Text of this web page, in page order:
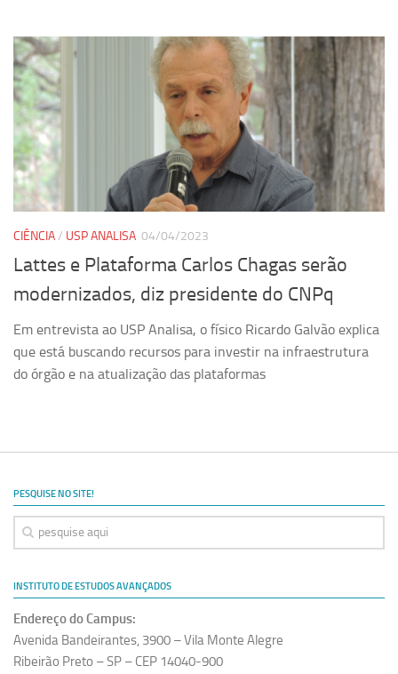
Direito e Tecnologia (Tech Law)
Grupo de Pesquisa GPUBLIC – Centro de Estudos em Gestão
e Políticas Públicas Contemporâneas
Grupos de pesquisa encerrados
Daniel Domingues dos Santos
Programas Ano Sabático Encerrados
Cíntia Rosa Pereira de Lima
Cristina Godoy Bernardo de Oliveira (FDRP)
Evandro Eduardo Seron Ruiz
Fabiana Cristina Severi (FDRP)
Fernando de Lima Caneppele
Institucional
Polo Ribeirão Preto
Estrutura do polo
Espaço de Eventos
Projetos
CIÊNCIA/ USP ANALISA 04/04/2023
Lattes e Plataforma Carlos Chagas serão
modernizados, diz presidente do CNPq
Em entrevista ao USP Analisa, o físico Ricardo Galvão explica
que está buscando recursos para investir na infraestrutura
do órgão e na atualização das plataformas
PESQUISE NO SITE!
INSTITUTO DE ESTUDOS AVANÇADOS
Endereço do Campus:
Avenida Bandeirantes, 3900 – Vila Monte Alegre
Ribeirão Preto – SP – CEP 14040-900